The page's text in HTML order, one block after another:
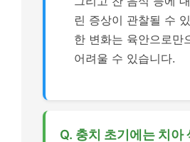
린 증상이 관찰될 수
한 변화는 육안으로만
어려울 수 있습니다.
Q. 충치 초기에는 치아